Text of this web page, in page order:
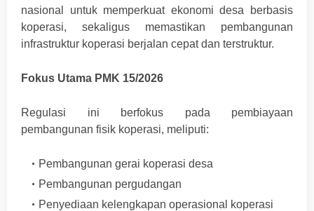
nasional untuk memperkuat ekonomi desa berbasis
koperasi, sekaligus memastikan pembangunan
infrastruktur koperasi berjalan cepat dan terstruktur.
Fokus Utama PMK 15/2026
Regulasi ini berfokus pada pembiayaan
pembangunan fisik koperasi, meliputi:
Pembangunan gerai koperasi desa
Pembangunan pergudangan
Penyediaan kelengkapan operasional koperasi